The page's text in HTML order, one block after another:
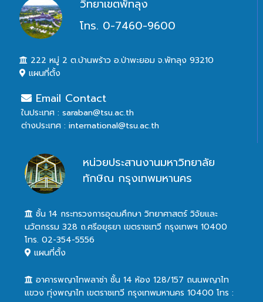
วิทยาเขตพัทลุง
โทร. 0-7460-9600
222 หมู่ 2 ต.บ้านพร้าว อ.ป่าพะยอม จ.พัทลุง 93210
แผนที่ตั้ง
Email Contact
ในประเทศ : saraban@tsu.ac.th
ต่างประเทศ : international@tsu.ac.th
หน่วยประสานงานมหาวิทยาลัย
ทักษิณ กรุงเทพมหานคร
ชั้น 14 กระทรวงการอุดมศึกษา วิทยาศาสตร์ วิจัยและ
นวัตกรรม 328 ถ.ศรีอยุธยา เขตราชเทวี กรุงเทพฯ 10400
โทร. 02-354-5556
แผนที่ตั้ง
อาคารพญาไทพลาซ่า ชั้น 14 ห้อง 128/157 ถนนพญาไท
แขวง ทุ่งพญาไท เขตราชเทวี กรุงเทพมหานคร 10400 โทร :